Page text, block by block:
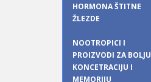
HORMONA ŠTITNE
ŽLEZDE
NOOTROPICI I
PROIZVODI ZA BOLJU
KONCETRACIJU I
MEMORIJU